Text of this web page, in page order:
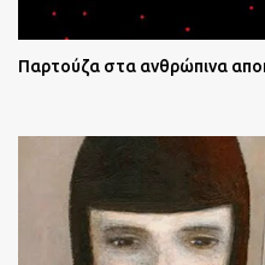
Παρτούζα στα ανθρώπινα